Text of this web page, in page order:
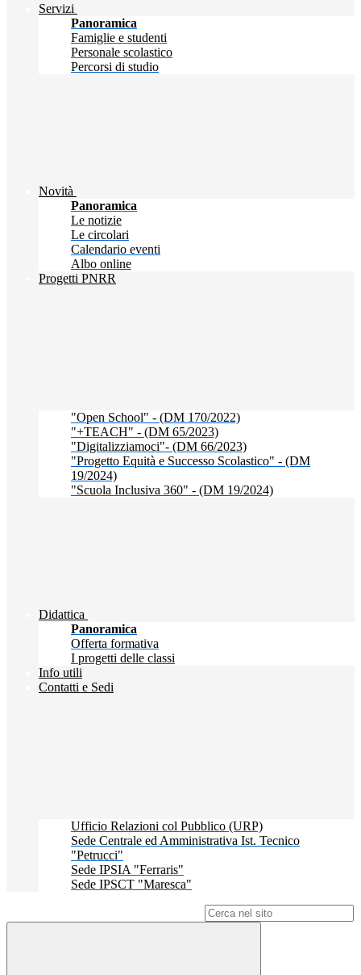
Servizi
Panoramica
Famiglie e studenti
Personale scolastico
Percorsi di studio
Novità
Panoramica
Le notizie
Le circolari
Calendario eventi
Albo online
Progetti PNRR
"Open School" - (DM 170/2022)
"+TEACH" - (DM 65/2023)
"Digitalizziamoci"- (DM 66/2023)
"Progetto Equità e Successo Scolastico" - (DM
19/2024)
"Scuola Inclusiva 360" - (DM 19/2024)
Didattica
Panoramica
Offerta formativa
I progetti delle classi
Info utili
Contatti e Sedi
Ufficio Relazioni col Pubblico (URP)
Sede Centrale ed Amministrativa Ist. Tecnico
"Petrucci"
Sede IPSIA "Ferraris"
Sede IPSCT "Maresca"